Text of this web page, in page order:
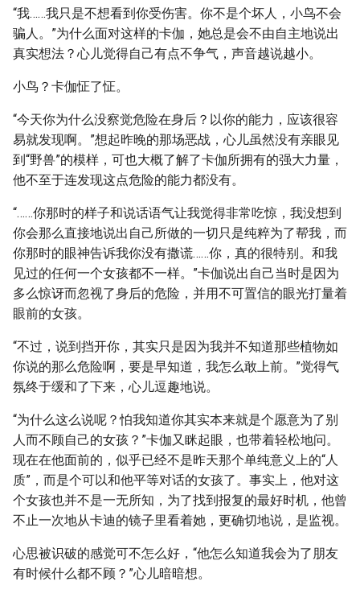
“我……我只是不想看到你受伤害。你不是个坏人，小鸟不会
骗人。”为什么面对这样的卡伽，她总是会不由自主地说出
真实想法？心儿觉得自己有点不争气，声音越说越小。
小鸟？卡伽怔了怔。
“今天你为什么没察觉危险在身后？以你的能力，应该很容
易就发现啊。”想起昨晚的那场恶战，心儿虽然没有亲眼见
到“野兽”的模样，可也大概了解了卡伽所拥有的强大力量，
他不至于连发现这点危险的能力都没有。
“……你那时的样子和说话语气让我觉得非常吃惊，我没想到
你会那么直接地说出自己所做的一切只是纯粹为了帮我，而
你那时的眼神告诉我你没有撒谎……你，真的很特别。和我
见过的任何一个女孩都不一样。”卡伽说出自己当时是因为
多么惊讶而忽视了身后的危险，并用不可置信的眼光打量着
眼前的女孩。
“不过，说到挡开你，其实只是因为我并不知道那些植物如
你说的那么危险啊，要是早知道，我怎么敢上前。”觉得气
氛终于缓和了下来，心儿逗趣地说。
“为什么这么说呢？怕我知道你其实本来就是个愿意为了别
人而不顾自己的女孩？”卡伽又眯起眼，也带着轻松地问。
现在在他面前的，似乎已经不是昨天那个单纯意义上的“人
质”，而是个可以和他平等对话的女孩了。事实上，他对这
个女孩也并不是一无所知，为了找到报复的最好时机，他曾
不止一次地从卡迪的镜子里看着她，更确切地说，是监视。
心思被识破的感觉可不怎么好，“他怎么知道我会为了朋友
有时候什么都不顾？”心儿暗暗想。